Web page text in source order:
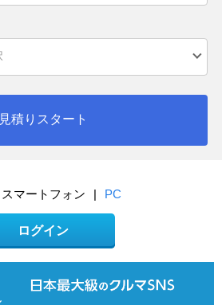
見積りスタート
スマートフォン | PC
ログイン